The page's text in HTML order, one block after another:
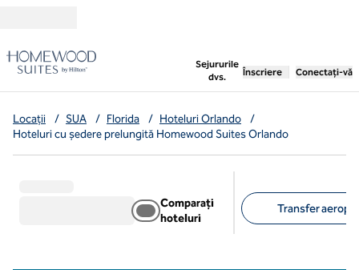
Sejururile
dvs.
, deschide o filă nouă
Înscriere Conectați-vă
Locații / SUA / Florida / Hoteluri Orlando
/
Hoteluri cu ședere prelungită Homewood Suites Orlando
Comparați
hoteluri
Transfer